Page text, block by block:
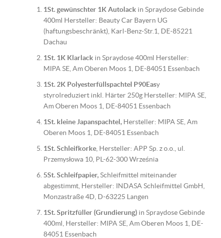
1St. gewünschter 1K Autolack in Spraydose Gebinde
400ml Hersteller: Beauty Car Bayern UG
(haftungsbeschränkt), Karl-Benz-Str.1, DE-85221
Dachau
1St. 1K Klarlack in Spraydose 400ml Hersteller:
MIPA SE, Am Oberen Moos 1, DE-84051 Essenbach
1St. 2K Polyesterfüllspachtel P90Easy
styrolreduziert inkl. Härter 250g Hersteller: MIPA SE,
Am Oberen Moos 1, DE-84051 Essenbach
1St. kleine Japanspachtel, Hersteller: MIPA SE, Am
Oberen Moos 1, DE-84051 Essenbach
1St. Schleifkorke , Hersteller: APP Sp. z o.o., ul.
Przemysłowa 10, PL-62-300 Września
5St. Schleifpapier,Schleifmittel miteinander
abgestimmt, Hersteller: INDASA Schleifmittel GmbH,
Monzastraße 4D, D-63225 Langen
1St. Spritzfüller (Grundierung) in Spraydose Gebinde
400ml, Hersteller: MIPA SE, Am Oberen Moos 1, DE-
84051 Essenbach